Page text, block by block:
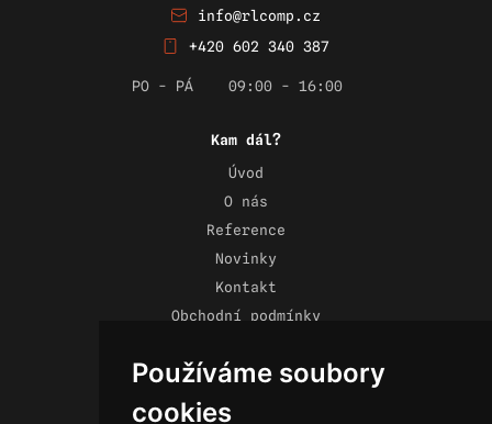
Používáme soubory
cookies
info@rlcomp.cz
+420 602 340 387
PO - PÁ 09:00 - 16:00
Kam dál?
Úvod
O nás
Reference
Novinky
Kontakt
Obchodní podmínky